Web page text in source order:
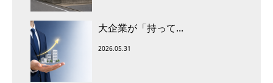
大企業が「持って...
2026.05.31